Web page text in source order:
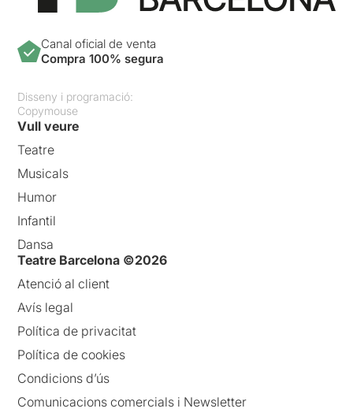
Canal oficial de venta
Compra 100% segura
Disseny i programació:
Copymouse
Vull veure
Teatre
Musicals
Humor
Infantil
Dansa
Teatre Barcelona ©2026
Atenció al client
Avís legal
Política de privacitat
Política de cookies
Condicions d’ús
Comunicacions comercials i Newsletter